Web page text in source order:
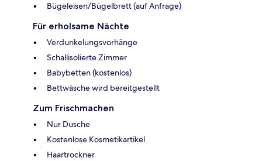
Bügeleisen/Bügelbrett (auf Anfrage)
Für erholsame Nächte
Verdunkelungsvorhänge
Schallisolierte Zimmer
Babybetten (kostenlos)
Bettwäsche wird bereitgestellt
Zum Frischmachen
Nur Dusche
Kostenlose Kosmetikartikel
Haartrockner